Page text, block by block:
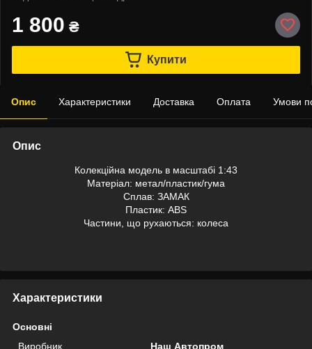
1 800 ₴
Купити
Опис Характеристики Доставка Оплата Умови
Опис
Колекційна модель в масштабі 1:43
Матеріал: метал/пластик/гума
Сплав: ЗАМАК
Пластик: АВS
Частини, що рухаються: колеса
Характеристики
Основні
Виробник
Наш Автопром